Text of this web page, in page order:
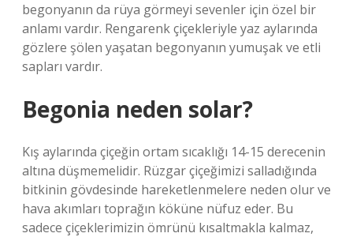
begonyanın da rüya görmeyi sevenler için özel bir
anlamı vardır. Rengarenk çiçekleriyle yaz aylarında
gözlere şölen yaşatan begonyanın yumuşak ve etli
sapları vardır.
Begonia neden solar?
Kış aylarında çiçeğin ortam sıcaklığı 14-15 derecenin
altına düşmemelidir. Rüzgar çiçeğimizi salladığında
bitkinin gövdesinde hareketlenmelere neden olur ve
hava akımları toprağın köküne nüfuz eder. Bu
sadece çiçeklerimizin ömrünü kısaltmakla kalmaz,